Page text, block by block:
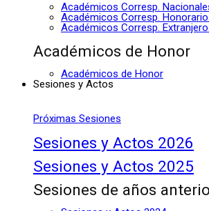
Académicos Corresp.
Académicos Corresp.
Académicos Corresp.
Académicos de Honor
Académicos de Honor
Sesiones y Actos
Próximas Sesiones
Sesiones y Actos 2026
Sesiones y Actos 2025
Sesiones de años